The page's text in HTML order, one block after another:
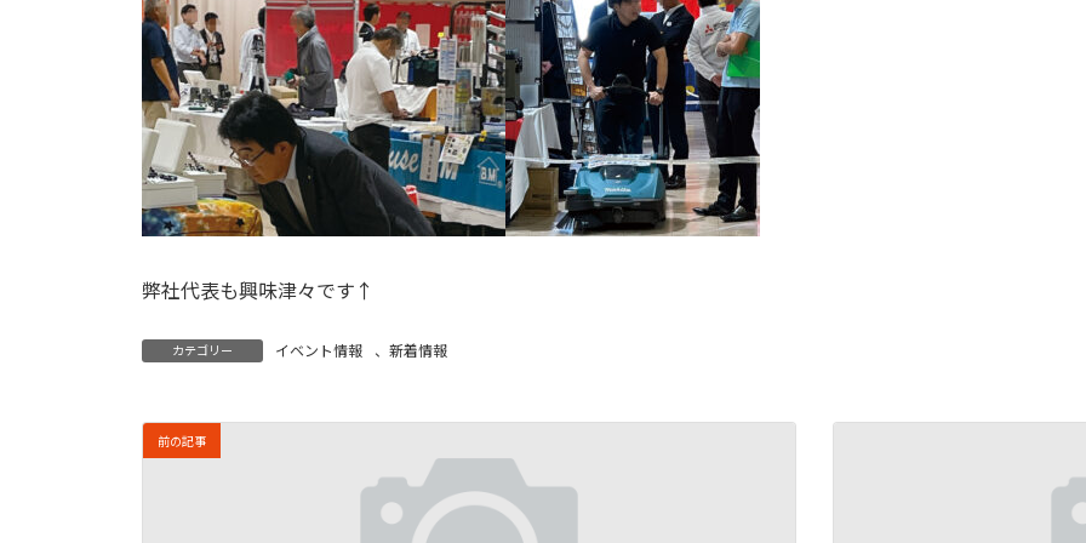
弊社代表も興味津々です↑
カテゴリー イベント情報 、 新着情報
前の記事